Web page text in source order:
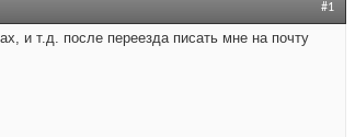
#1
и т.д. после переезда писать мне на почту